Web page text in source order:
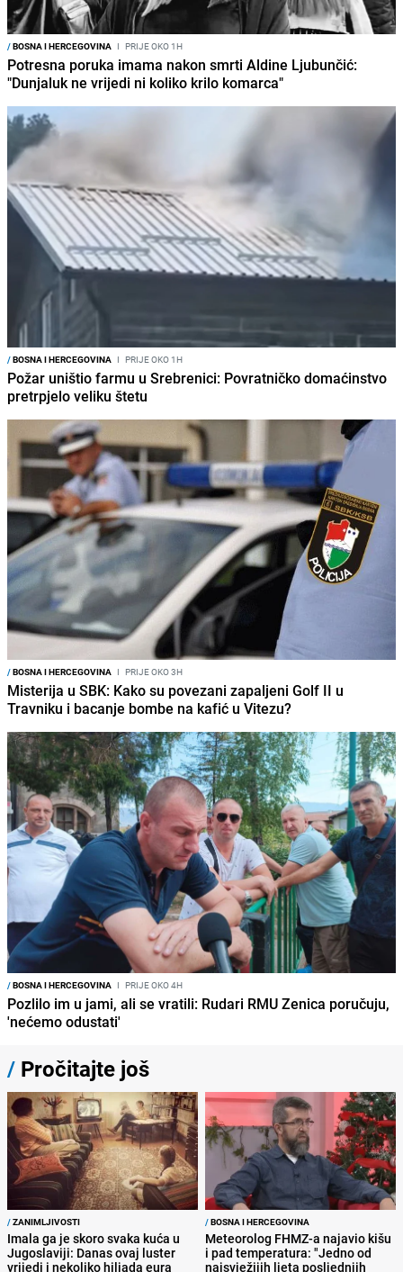
/BOSNA I HERCEGOVINA I PRIJE OKO 1H
Potresna poruka imama nakon smrti Aldine Ljubunčić:
"Dunjaluk ne vrijedi ni koliko krilo komarca"
/BOSNA I HERCEGOVINA I PRIJE OKO 1H
Požar uništio farmu u Srebrenici: Povratničko domaćinstvo
pretrpjelo veliku štetu
/BOSNA I HERCEGOVINA I PRIJE OKO 3H
Misterija u SBK: Kako su povezani zapaljeni Golf II u
Travniku i bacanje bombe na kafić u Vitezu?
/BOSNA I HERCEGOVINA I PRIJE OKO 4H
Pozlilo im u jami, ali se vratili: Rudari RMU Zenica poručuju,
'nećemo odustati'
/ Pročitajte još
/ZANIMLJIVOSTI
Imala ga je skoro svaka kuća u
Jugoslaviji: Danas ovaj luster
vrijedi i nekoliko hiljada eura
/BOSNA I HERCEGOVINA
Meteorolog FHMZ-a najavio kišu
i pad temperatura: "Jedno od
najsvježijih ljeta posljednjih